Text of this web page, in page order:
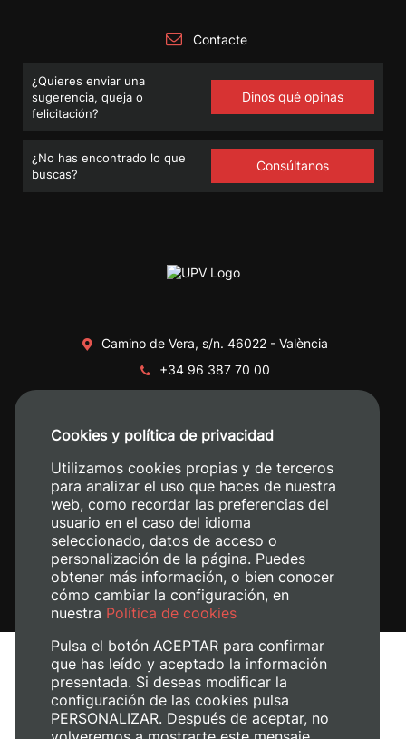
Contacte
¿Quieres enviar una
sugerencia, queja o
felicitación?
Dinos qué opinas
¿No has encontrado lo que
buscas?
Consúltanos
Camino de Vera, s/n. 46022 - València
+34 96 387 70 00
Avís legal
Política de cookies
Política de privacitat
Gestiona les galetes
Cookies y política de privacidad
Utilizamos cookies propias y de terceros
para analizar el uso que haces de nuestra
web, como recordar las preferencias del
usuario en el caso del idioma
seleccionado, datos de acceso o
personalización de la página. Puedes
obtener más información, o bien conocer
cómo cambiar la configuración, en
nuestra Política de cookies
Pulsa el botón ACEPTAR para confirmar
que has leído y aceptado la información
presentada. Si deseas modificar la
configuración de las cookies pulsa
PERSONALIZAR. Después de aceptar, no